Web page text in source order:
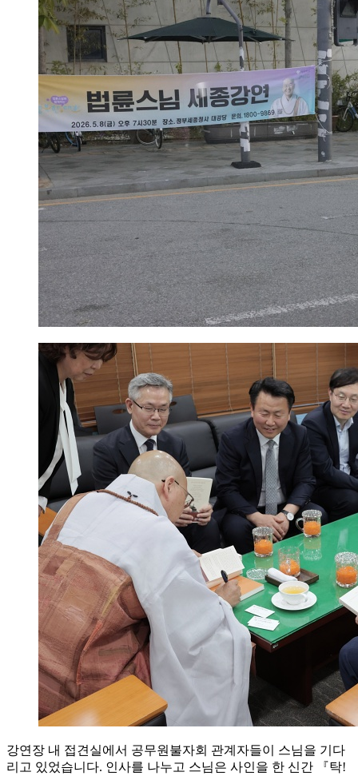
강연장 내 접견실에서 공무원불자회 관계자들이 스님을 기다
리고 있었습니다. 인사를 나누고 스님은 사인을 한 신간 『탁!